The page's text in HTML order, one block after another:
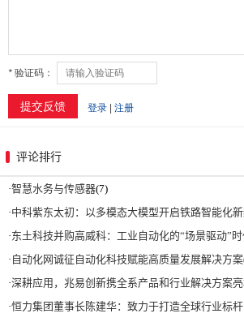
评论排行
·智慧水务与传感器(7)
·中科紫东太初：以多模态大模型开启铁路智能化
·东土科技并购高威科：工业自动化的“场景驱动”
· 自动化网诚征自动化科技赋能高质量发展解决方案
·深耕应用，兆易创新携全系产品和行业解决方案
·恒力集团董事长陈建华：致力于打造全球行业标杆，为国家的经济高质量发展贡献更大力量|